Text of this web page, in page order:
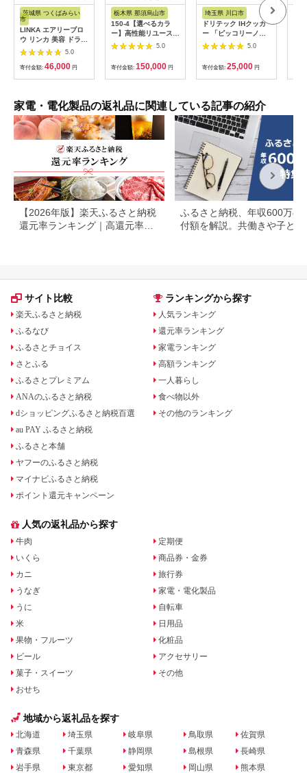
さと納税
茨城県 つくばみらい
市
LINKA エアリーブロ
ウ リンカ 美容 ドライ
ヤー ヘアケア 髪 エス
テ ギフト ラッピング
贈呈品 プレゼント 母
の日 母の日準備 母の
5.0
寄付金額: 46,000 円
栃木県 那須烏山市
150-4【選べるカラ
ー】高性能リユース
スマホ Apple
iPhoneSE 3 128GB
SIMロック解除済 本
体のみ ｜ 中古 再生品
本体 端末
5.0
寄付金額: 150,000 円
さと納税
埼玉県 川口市
ドリテック IHクッカ
ー 「ピッコリーノ」
ブラック DI-
217BK【1642626】
5.0
寄付金額: 25,000 円
家電・電化製品の返礼品に関連している記事の紹介
【2026年版】楽天ふるさと納税
還元率ランキング｜高還元率返
ふるさと納税、年収600万の
付額を解説。共働きや子ども
サイト比較
楽天ふるさと納税
ふるなび
ふるさとチョイス
さとふる
ふるさとプレミアム
ANAのふるさと納税
dショッピングふるさと納税百選
au PAY ふるさと納税
ふるさと本舗
ヤフーのふるさと納税
マイナビふるさと納税
ポイント還元キャンペーン
ランキングから探す
人気ランキング
還元率ランキング
家電ランキング
高額ランキング
一人暮らし
食べ物以外
その他のランキング
人気の返礼品から探す
牛肉
いくら
カニ
うなぎ
うに
米
果物・フルーツ
ビール
菓子・スイーツ
おせち
定期便
商品券・金券
旅行券
家電・電化製品
自転車
日用品
化粧品
アクセサリー
その他
地域から返礼品を探す
北海道
青森県
岩手県
埼玉県
千葉県
東京都
岐阜県
静岡県
愛知県
鳥取県
島根県
岡山県
佐賀県
長崎県
熊本県